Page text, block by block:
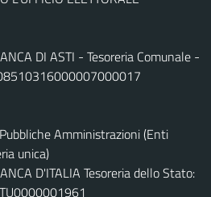
DI ASTI - Tesoreria Comunale -
Amministrazioni (Enti
unica)
D'ITALIA Tesoreria dello Stato: